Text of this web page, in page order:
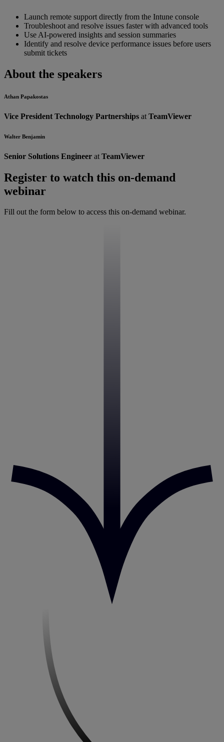
Launch remote support directly from the Intune console
Troubleshoot and resolve issues faster with advanced tools
Use AI-powered insights and session summaries
Identify and resolve device performance issues before users
submit tickets
About the speakers
Athan Papakostas
Vice President Technology Partnerships at TeamViewer
Walter Benjamin
Senior Solutions Engineer at TeamViewer
Register to watch this on-demand
webinar
Fill out the form below to access this on-demand webinar.